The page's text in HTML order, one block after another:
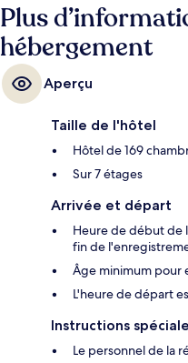
Plus
hébergement
Aperçu
Taille de l'hôtel
Hôtel de 169
Sur 7 étages
Arrivée et départ
Heure de début de
fin de
Âge minimum pour
L'heure de départ
Instructions
Le personnel de la